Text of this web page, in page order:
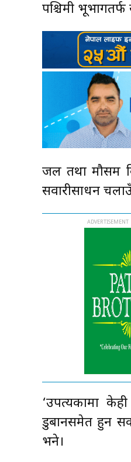
पश्चिमी
जल तथा मौसम
सवारीसाधन
‘उपत्यकामा
डुबानसमेत हुन
भने।